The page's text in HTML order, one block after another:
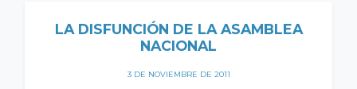
LA DISFUNCIÓN DE LA ASAMBLEA
NACIONAL
3 DE NOVIEMBRE DE 2011